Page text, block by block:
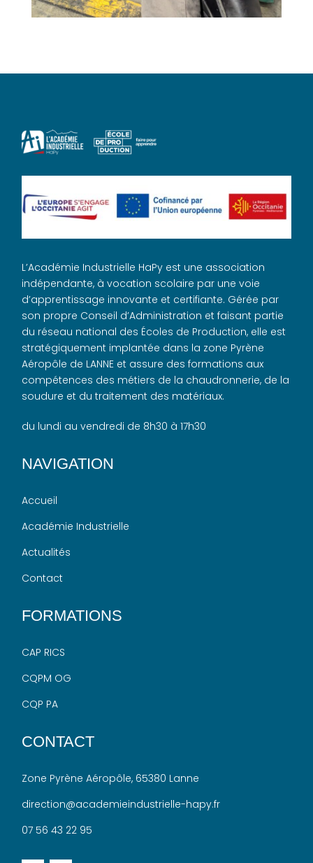
L’Académie Industrielle HaPy est une association
indépendante, à vocation scolaire par une voie
d’apprentissage innovante et certifiante. Gérée par
son propre Conseil d’Administration et faisant partie
du réseau national des Écoles de Production, elle est
stratégiquement implantée dans la zone Pyrène
Aéropôle de LANNE et assure des formations aux
compétences des métiers de la chaudronnerie, de la
soudure et du traitement des matériaux.
du lundi au vendredi de 8h30 à 17h30
NAVIGATION
Accueil
Académie Industrielle
Actualités
Contact
FORMATIONS
CAP RICS
CQPM OG
CQP PA
CONTACT
Zone PyrèneAéropôle, 65380 Lanne
direction@academieindustrielle-hapy.fr
07 56 43 22 95